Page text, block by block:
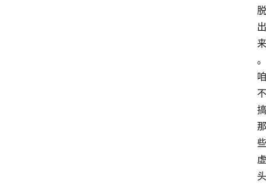
脱
出
来
。
咱
不
搞
那
些
虚
头